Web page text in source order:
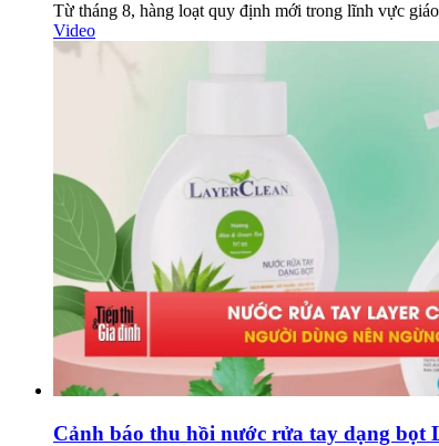
Từ tháng 8, hàng loạt quy định mới trong lĩnh vực
Video
Cảnh báo thu hồi nước rửa tay dạng bọt